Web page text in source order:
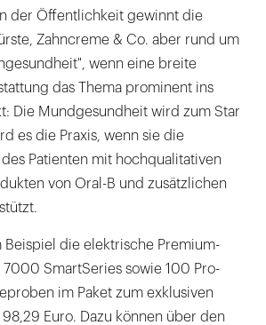
der Öffentlichkeit gewinnt die
Zahncreme & Co. aber rund um
wenn eine breite
das Thema prominent ins
Die Mundgesundheit wird zum Star
es die Praxis, wenn sie die
Patienten mit hochqualitativen
von Oral-B und zusätzlichen
Beispiel die elektrische Premium-
7000 SmartSeries sowie 100 Pro-
im Paket zum exklusiven
Euro. Dazu können über den